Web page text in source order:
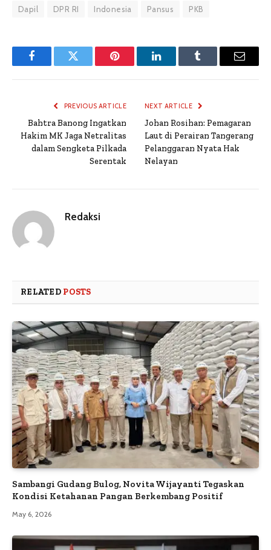
Dapil DPR RI Indonesia Pansus PKB
FacebookTwitter Pinterest LinkedInTumblr Email
PREVIOUS ARTICLE
Bahtra Banong Ingatkan
Hakim MK Jaga Netralitas
dalam Sengketa Pilkada
Serentak
NEXT ARTICLE
Johan Rosihan: Pemagaran
Laut di Perairan Tangerang
Pelanggaran Nyata Hak
Nelayan
Redaksi
RELATED POSTS
Sambangi Gudang Bulog, Novita Wijayanti Tegaskan
Kondisi Ketahanan Pangan Berkembang Positif
May 6, 2026